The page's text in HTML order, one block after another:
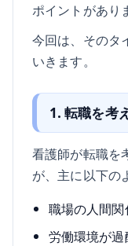
ポイントがあり
今回は、そのタ
いきます。
1. 転職を考
看護師が転職を
が、主に以下の
職場の人間
労働環境が過